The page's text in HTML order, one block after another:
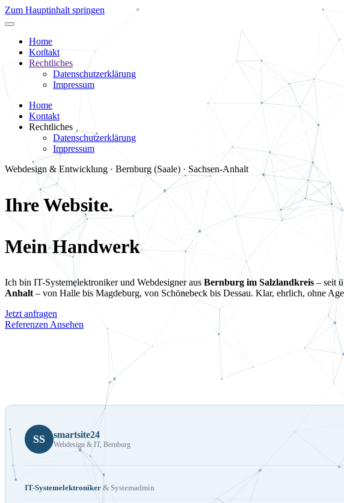
Zum Hauptinhalt springen
Home
Kontakt
Rechtliches
Datenschutzerklärung
Impressum
Home
Kontakt
Rechtliches
Datenschutzerklärung
Impressum
Webdesign & Entwicklung · Bernburg (Saale) · Sachsen-Anhalt
Ihre Website.
Mein Handwerk
Ich bin IT-Systemelektroniker und Webdesigner aus Bernburg im Salzlandkreis – seit
Anhalt – von Halle bis Magdeburg, von Schönebeck bis Dessau. Klar, ehrlich, ohne
Jetzt anfragen
Referenzen Ansehen
SS smartsite24
Webdesign & IT, Bernburg
IT-Systemelektroniker & Systemadmin